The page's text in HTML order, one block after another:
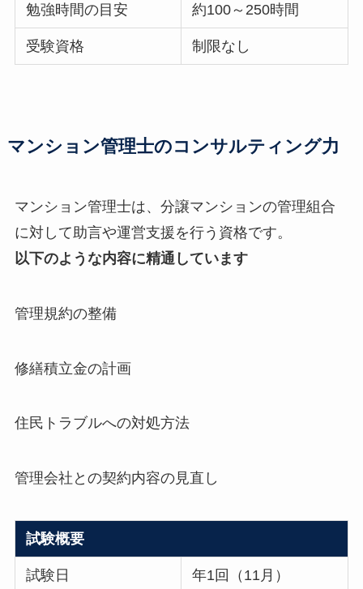
勉強時間の目安 約100～250時間
受験資格 制限なし
マンション管理士のコンサルティング力
マンション管理士は、分譲マンションの管理組合
に対して助言や運営支援を行う資格です。
以下のような内容に精通しています
管理規約の整備
修繕積立金の計画
住民トラブルへの対処方法
管理会社との契約内容の見直し
試験概要
試験日 年1回（11月）